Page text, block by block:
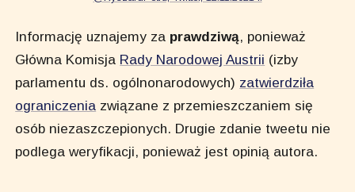
Informację uznajemy za prawdziwą, ponieważ
Główna Komisja Rady Narodowej Austrii (izby
parlamentu ds. ogólnonarodowych) zatwierdziła
ograniczenia związane z przemieszczaniem się
osób niezaszczepionych. Drugie zdanie tweetu nie
podlega weryfikacji, ponieważ jest opinią autora.